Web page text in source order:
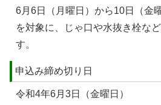
6月6日（月曜日）から10日（金
を対象に、じゃ口や水抜き栓な
す。
申込み締め切り日
令和4年6月3日（金曜日）